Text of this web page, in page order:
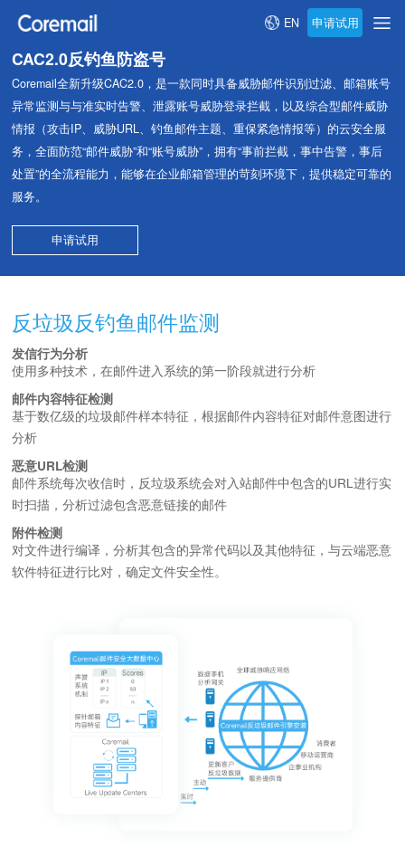
EN 申请试用
CAC2.0反钓鱼防盗号
Coremail全新升级CAC2.0，是一款同时具备威胁邮件识别过滤、邮箱账号
异常监测与与准实时告警、泄露账号威胁登录拦截，以及综合型邮件威胁
情报（攻击IP、威胁URL、钓鱼邮件主题、重保紧急情报等）的云安全服
务，全面防范“邮件威胁”和“账号威胁”，拥有“事前拦截，事中告警，事后
处置”的全流程能力，能够在企业邮箱管理的苛刻环境下，提供稳定可靠的
服务。
申请试用
反垃圾反钓鱼邮件监测
发信行为分析
使用多种技术，在邮件进入系统的第一阶段就进行分析
邮件内容特征检测
基于数亿级的垃圾邮件样本特征，根据邮件内容特征对邮件意图进行
分析
恶意URL检测
邮件系统每次收信时，反垃圾系统会对入站邮件中包含的URL进行实
时扫描，分析过滤包含恶意链接的邮件
附件检测
对文件进行编译，分析其包含的异常代码以及其他特征，与云端恶意
软件特征进行比对，确定文件安全性。